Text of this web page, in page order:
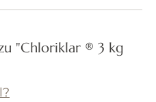
"Chloriklar ® 3 kg